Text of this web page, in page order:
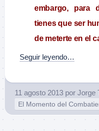
embargo, para
tienes que ser
de meterte en el
Seguir leyendo…
11 agosto 2013 por Jorge
El Momento del